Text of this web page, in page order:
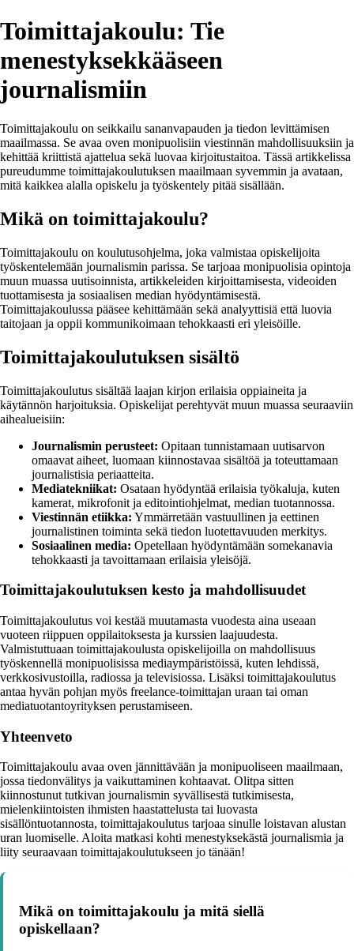
Toimittajakoulu: Tie
menestyksekkääseen
journalismiin
Toimittajakoulu on seikkailu sananvapauden ja tiedon levittämisen
maailmassa. Se avaa oven monipuolisiin viestinnän mahdollisuuksiin ja
kehittää kriittistä ajattelua sekä luovaa kirjoitustaitoa. Tässä artikkelissa
pureudumme toimittajakoulutuksen maailmaan syvemmin ja avataan,
mitä kaikkea alalla opiskelu ja työskentely pitää sisällään.
Mikä on toimittajakoulu?
Toimittajakoulu on koulutusohjelma, joka valmistaa opiskelijoita
työskentelemään journalismin parissa. Se tarjoaa monipuolisia opintoja
muun muassa uutisoinnista, artikkeleiden kirjoittamisesta, videoiden
tuottamisesta ja sosiaalisen median hyödyntämisestä.
Toimittajakoulussa pääsee kehittämään sekä analyyttisiä että luovia
taitojaan ja oppii kommunikoimaan tehokkaasti eri yleisöille.
Toimittajakoulutuksen sisältö
Toimittajakoulutus sisältää laajan kirjon erilaisia oppiaineita ja
käytännön harjoituksia. Opiskelijat perehtyvät muun muassa seuraaviin
aihealueisiin:
Journalismin perusteet: Opitaan tunnistamaan uutisarvon
omaavat aiheet, luomaan kiinnostavaa sisältöä ja toteuttamaan
journalistisia periaatteita.
Mediatekniikat: Osataan hyödyntää erilaisia työkaluja, kuten
kamerat, mikrofonit ja editointiohjelmat, median tuotannossa.
Viestinnän etiikka: Ymmärretään vastuullinen ja eettinen
journalistinen toiminta sekä tiedon luotettavuuden merkitys.
Sosiaalinen media: Opetellaan hyödyntämään somekanavia
tehokkaasti ja tavoittamaan erilaisia yleisöjä.
Toimittajakoulutuksen kesto ja mahdollisuudet
Toimittajakoulutus voi kestää muutamasta vuodesta aina useaan
vuoteen riippuen oppilaitoksesta ja kurssien laajuudesta.
Valmistuttuaan toimittajakoulusta opiskelijoilla on mahdollisuus
työskennellä monipuolisissa mediaympäristöissä, kuten lehdissä,
verkkosivustoilla, radiossa ja televisiossa. Lisäksi toimittajakoulutus
antaa hyvän pohjan myös freelance-toimittajan uraan tai oman
mediatuotantoyrityksen perustamiseen.
Yhteenveto
Toimittajakoulu avaa oven jännittävään ja monipuoliseen maailmaan,
jossa tiedonvälitys ja vaikuttaminen kohtaavat. Olitpa sitten
kiinnostunut tutkivan journalismin syvällisestä tutkimisesta,
mielenkiintoisten ihmisten haastattelusta tai luovasta
sisällöntuotannosta, toimittajakoulutus tarjoaa sinulle loistavan alustan
uran luomiselle. Aloita matkasi kohti menestyksekästä journalismia ja
liity seuraavaan toimittajakoulutukseen jo tänään!
Mikä on toimittajakoulu ja mitä siellä
opiskellaan?